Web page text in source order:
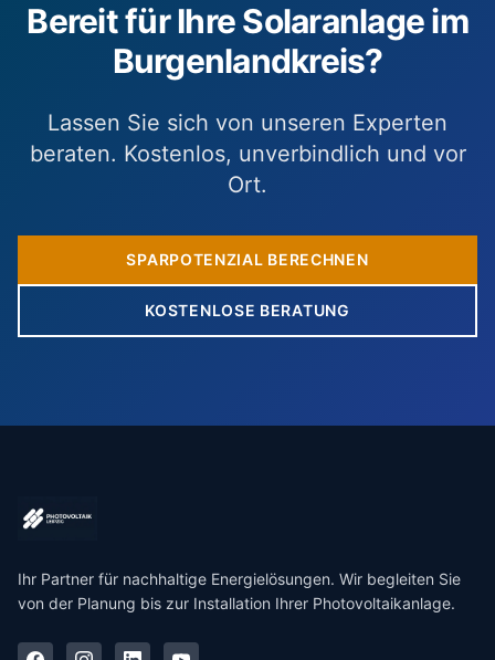
Bereit für Ihre Solaranlage im
Burgenlandkreis?
Lassen Sie sich von unseren Experten
beraten. Kostenlos, unverbindlich und vor
Ort.
SPARPOTENZIAL BERECHNEN
KOSTENLOSE BERATUNG
Ihr Partner für nachhaltige Energielösungen. Wir begleiten Sie
von der Planung bis zur Installation Ihrer Photovoltaikanlage.